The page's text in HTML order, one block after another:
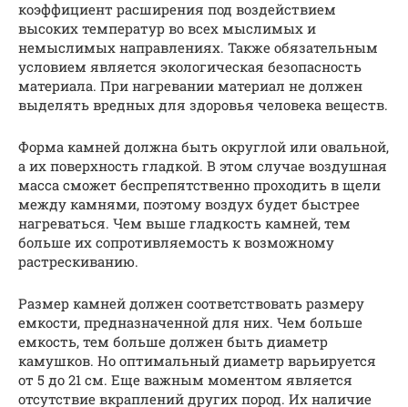
коэффициент расширения под воздействием
высоких температур во всех мыслимых и
немыслимых направлениях. Также обязательным
условием является экологическая безопасность
материала. При нагревании материал не должен
выделять вредных для здоровья человека веществ.
Форма камней должна быть округлой или овальной,
а их поверхность гладкой. В этом случае воздушная
масса сможет беспрепятственно проходить в щели
между камнями, поэтому воздух будет быстрее
нагреваться. Чем выше гладкость камней, тем
больше их сопротивляемость к возможному
растрескиванию.
Размер камней должен соответствовать размеру
емкости, предназначенной для них. Чем больше
емкость, тем больше должен быть диаметр
камушков. Но оптимальный диаметр варьируется
от 5 до 21 см. Еще важным моментом является
отсутствие вкраплений других пород. Их наличие